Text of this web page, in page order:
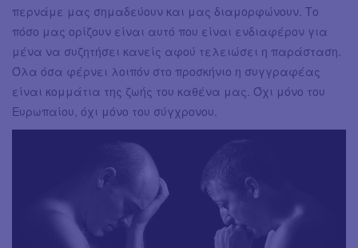
περνάμε μας σημαδεύουν και μας διαμορφώνουν. Το
πόσο μας ορίζουν είναι αυτό που είναι ενδιαφέρον για
μένα να συζητήσει κανείς αφού τελειώσει η παράσταση.
Όλα όσα φέρνει λοιπόν στο προσκήνιο η συγγραφέας
είναι κομμάτια της ζωής του καθένα μας. Όχι μόνο του
Ευρωπαίου, όχι μόνο του σύγχρονου.